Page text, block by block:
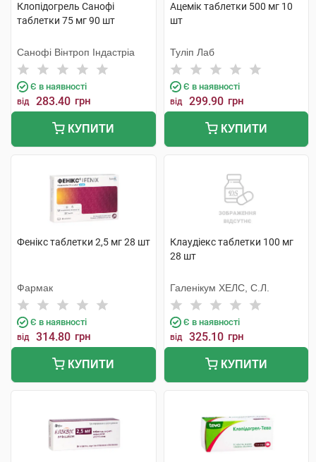
Клопідогрель Санофі
таблетки 75 мг 90 шт
Санофі Вінтроп Індастріа
Є в наявності
від 283.40 грн
КУПИТИ
Ацемік таблетки 500 мг 10
шт
Туліп Лаб
Є в наявності
від 299.90 грн
КУПИТИ
Фенікс таблетки 2,5 мг 28 шт
Фармак
Є в наявності
від 314.80 грн
КУПИТИ
Клаудіекс таблетки 100 мг
28 шт
Галенікум ХЕЛС, С.Л.
Є в наявності
від 325.10 грн
КУПИТИ